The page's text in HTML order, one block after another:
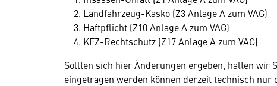
Landfahrzeug-Kasko (Z3 Anlage A zum VAG)
Haftpflicht (Z10 Anlage A zum VAG)
KFZ-Rechtschutz (Z17 Anlage A zum VAG)
Sollten sich hier Änderungen ergeben, halten wir
eingetragen werden können derzeit technisch nur